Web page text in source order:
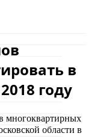
в
году
многоквартирных
области в